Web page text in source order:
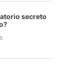
secreto